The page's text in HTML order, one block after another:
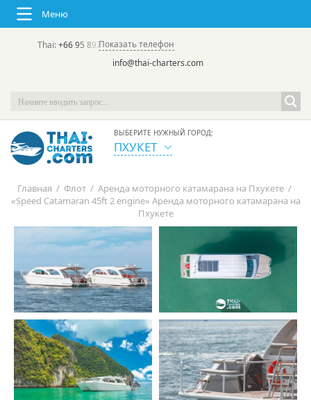
Меню
Thai:+66 95 892 7646(rus/eng) | в России:
Показать телефон
info@thai-charters.com
ВЫБЕРИТЕ НУЖНЫЙ ГОРОД:
ПХУКЕТ
Главная / Флот / Аренда моторного катамарана на Пхукете /
«Speed Catamaran 45ft 2 engine» Аренда моторного катамарана на
Пхукете